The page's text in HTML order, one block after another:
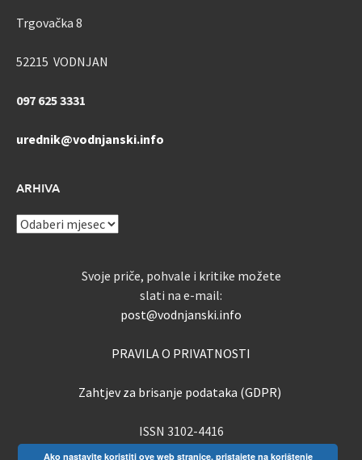
Trgovačka 8
52215 VODNJAN
097 625 3331
urednik@vodnjanski.info
ARHIVA
ARHIVA
Svoje priče, pohvale i kritike možete
slati na e-mail:
post@vodnjanski.info
PRAVILA O PRIVATNOSTI
Zahtjev za brisanje podataka (GDPR)
ISSN 3102-4416
Ako nastavite koristiti ove web stranice, pristajete na korištenje